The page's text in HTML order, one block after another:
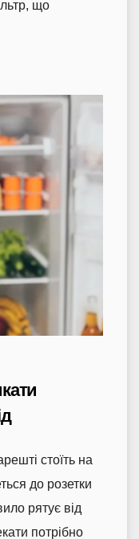
що
стоїть на
до розетки
рятує від
потрібно